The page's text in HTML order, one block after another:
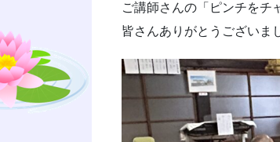
ご講師さんの「ピンチをチ
皆さんありがとうございま